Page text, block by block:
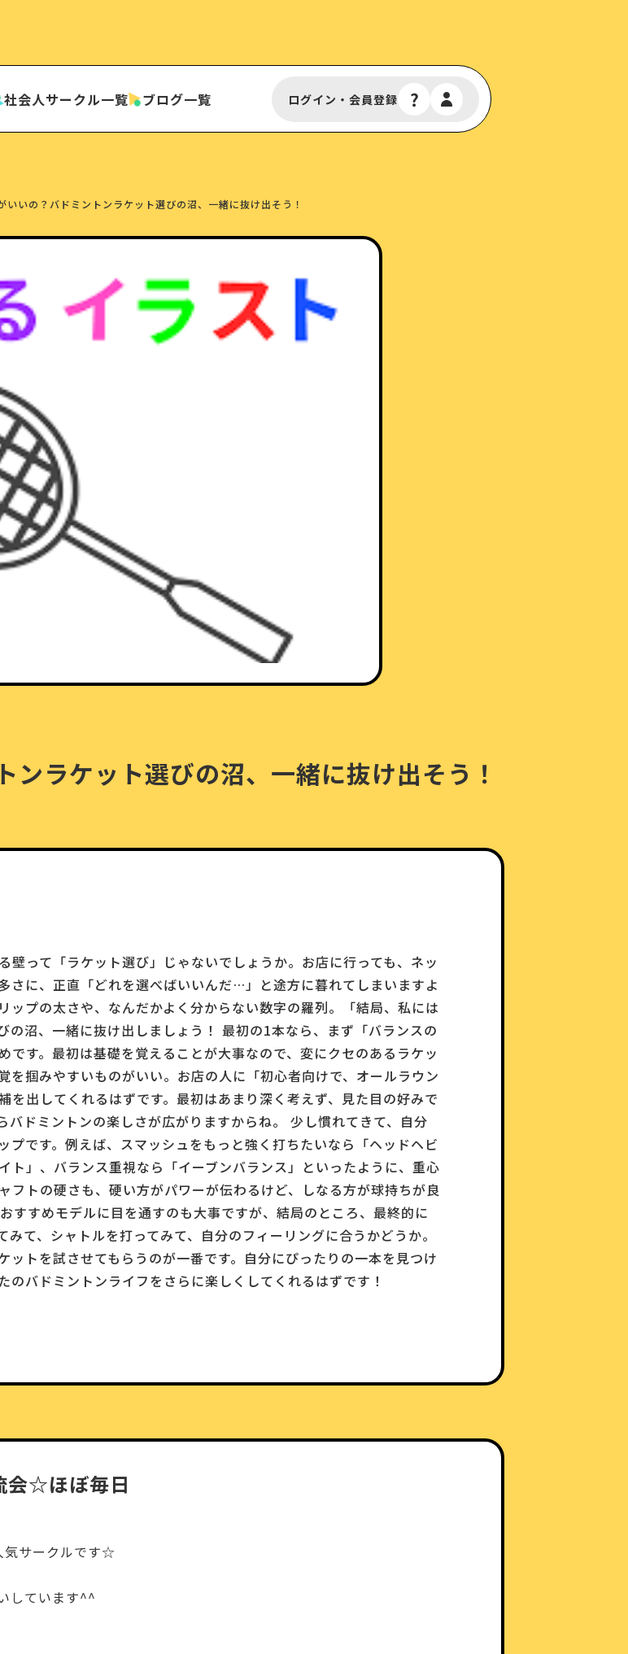
社会人サークル一覧 ブログ一覧 ログイン・会員登録
いいの？バドミントンラケット選びの沼、一緒に抜け出そう！
ラケット選びの沼、一緒に抜け出そう！
壁って「ラケット選び」じゃないでしょうか。お店に行っても、ネッ
さに、正直「どれを選べばいいんだ…」と途方に暮れてしまいますよ
ップの太さや、なんだかよく分からない数字の羅列。「結局、私には
の沼、一緒に抜け出しましょう！ 最初の1本なら、まず「バランスの
す。最初は基礎を覚えることが大事なので、変にクセのあるラケッ
を掴みやすいものがいい。お店の人に「初心者向けで、オールラウン
を出してくれるはずです。最初はあまり深く考えず、見た目の好みで
バドミントンの楽しさが広がりますからね。 少し慣れてきて、自分
プです。例えば、スマッシュをもっと強く打ちたいなら「ヘッドヘビ
ト」、バランス重視なら「イーブンバランス」といったように、重心
フトの硬さも、硬い方がパワーが伝わるけど、しなる方が球持ちが良
すすめモデルに目を通すのも大事ですが、結局のところ、最終的に
て、シャトルを打ってみて、自分のフィーリングに合うかどうか。
ットを試させてもらうのが一番です。自分にぴったりの一本を見つけ
バドミントンライフをさらに楽しくしてくれるはずです！
会☆ほぼ毎日
気サークルです☆
しています^^